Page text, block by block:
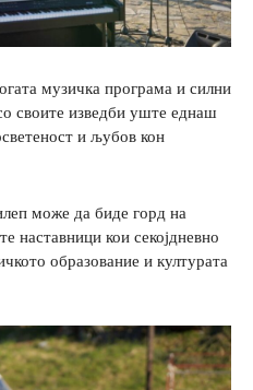
музичка програма и силни
своите изведби уште еднаш
и љубов кон
може да биде горд на
наставници кои секојдневно
образование и културата